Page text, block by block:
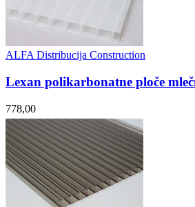
ALFA Distribucija Construction
Lexan polikarbonatne ploče
778,00